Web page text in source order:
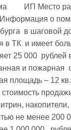
в шаговой
в ТК  и имеет
25 000  рублей
и пожарная
площадь – 12
не менее 200